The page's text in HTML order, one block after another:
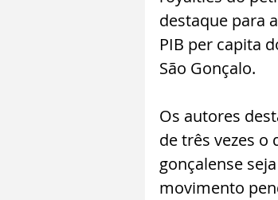
destaque para
PIB per capita
São Gonçalo.
Os autores
de três vezes o
gonçalense
movimento